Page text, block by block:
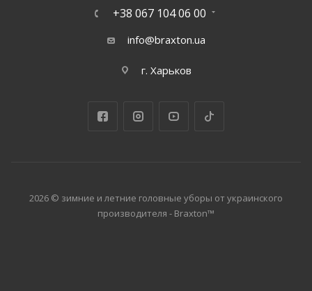
+38 067 104 06 00
info@braxton.ua
г. Харьков
2026 © зимние и летние головные уборы от украинского
производителя - Braxton™